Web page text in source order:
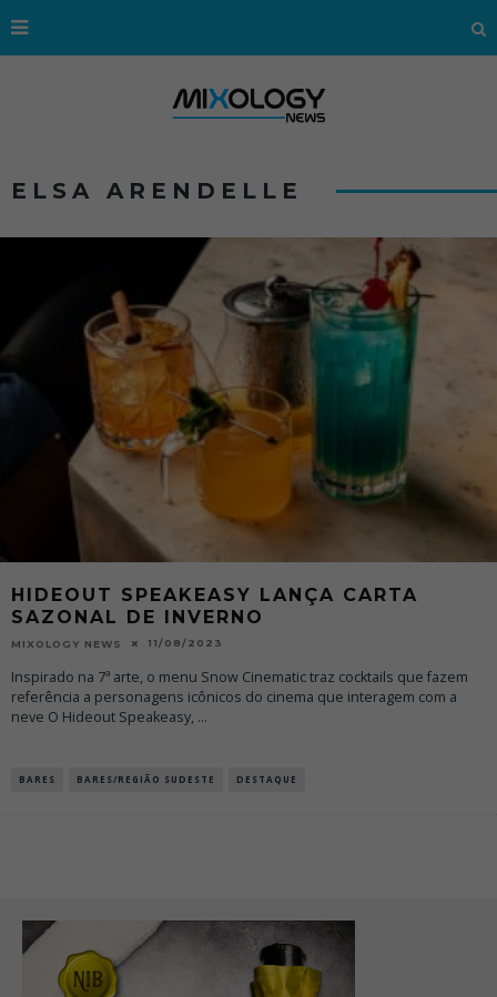
ELSA ARENDELLE
HIDEOUT SPEAKEASY LANÇA CARTA
SAZONAL DE INVERNO
MIXOLOGY NEWS 11/08/2023
Inspirado na 7ª arte, o menu Snow Cinematic traz cocktails que fazem
referência a personagens icônicos do cinema que interagem com a
neve O Hideout Speakeasy, ...
BARES BARES/REGIÃO SUDESTE DESTAQUE